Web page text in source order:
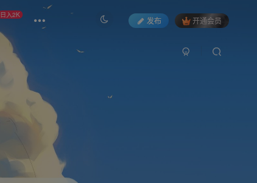
日入2K
发布 开通会员